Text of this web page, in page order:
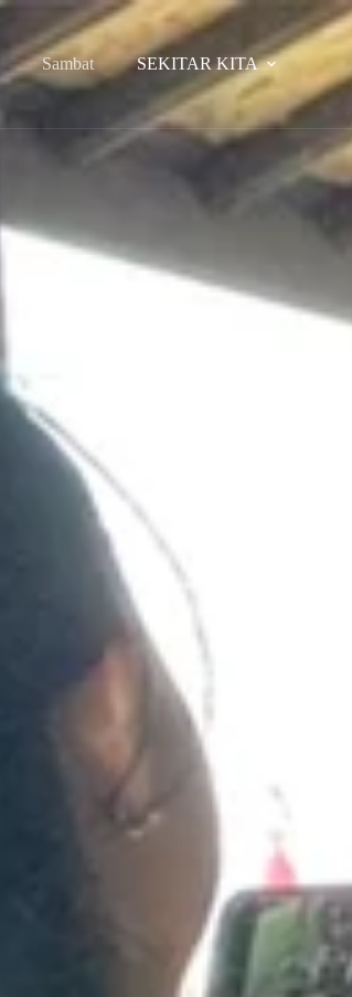
Sambat SEKITAR KITA